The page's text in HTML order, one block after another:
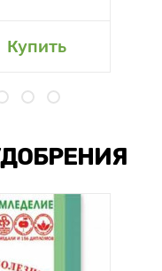
Купить